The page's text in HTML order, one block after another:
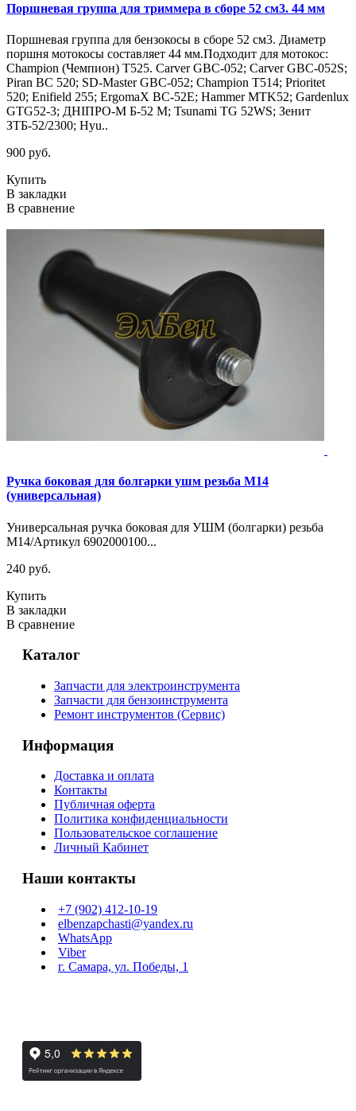
Поршневая группа для триммера в сборе 52 см3. 44 мм
Поршневая группа для бензокосы в сборе 52 см3. Диаметр
поршня мотокосы составляет 44 мм.Подходит для мотокос:
Champion (Чемпион) Т525. Carver GBC-052; Carver GBC-052S;
Piran BC 520; SD-Master GBC-052; Champion T514; Prioritet
520; Enifield 255; ErgomaX BC-52E; Hammer MTK52; Gardenlux
GTG52-3; ДНІПРО-М Б-52 М; Tsunami TG 52WS; Зенит
ЗТБ-52/2300; Hyu..
900 руб.
Купить
В закладки
В сравнение
Ручка боковая для болгарки ушм резьба М14
(универсальная)
Универсальная ручка боковая для УШМ (болгарки) резьба
М14/Артикул 6902000100...
240 руб.
Купить
В закладки
В сравнение
Каталог
Запчасти для электроинструмента
Запчасти для бензоинструмента
Ремонт инструментов (Сервис)
Информация
Доставка и оплата
Контакты
Публичная оферта
Политика конфиденциальности
Пользовательское соглашение
Личный Кабинет
Наши контакты
+7 (902) 412-10-19
elbenzapchasti@yandex.ru
WhatsApp
Viber
г. Самара, ул. Победы, 1